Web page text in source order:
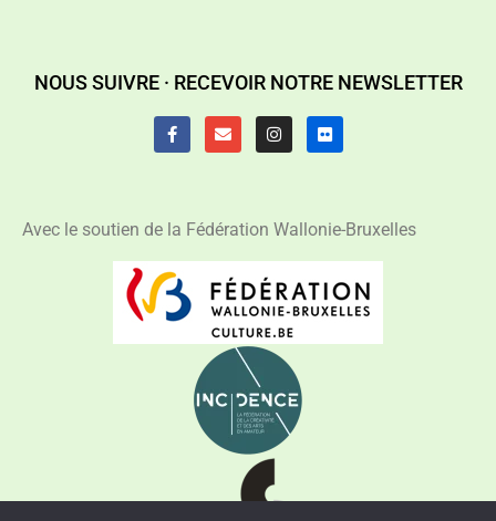
NOUS SUIVRE · RECEVOIR NOTRE NEWSLETTER
Avec le soutien de la Fédération Wallonie-Bruxelles